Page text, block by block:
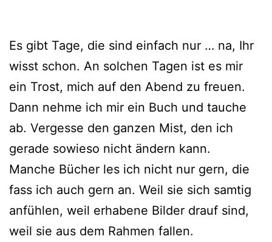
Es gibt Tage, die sind ein­fach nur … na, Ihr
wisst schon. An sol­chen Tagen ist es mir
ein Trost, mich auf den Abend zu freu­en.
Dann neh­me ich mir ein Buch und tau­che
ab. Vergesse den gan­zen Mist, den ich
gera­de sowie­so nicht ändern kann.
Manche Bücher les ich nicht nur gern, die
fass ich auch gern an. Weil sie sich sam­tig
anfüh­len, weil erha­be­ne Bilder drauf sind,
weil sie aus dem Rahmen fallen.